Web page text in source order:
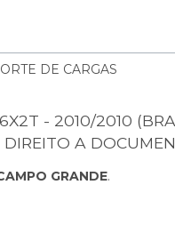
DE CARGAS
- 2010/2010
DIREITO A
GRANDE.